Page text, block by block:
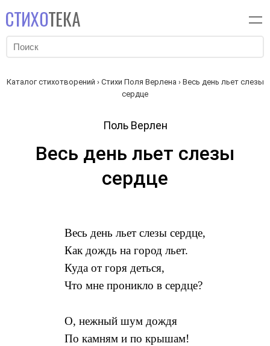
Каталог стихотворений › Стихи Поля Верлена › Весь день льет слезы
сердце
Поль Верлен
Весь день льет слезы
сердце
Весь день льет слезы сердце,
Как дождь на город льет.
Куда от горя деться,
Что мне проникло в сердце?
О, нежный шум дождя
По камням и по крышам!